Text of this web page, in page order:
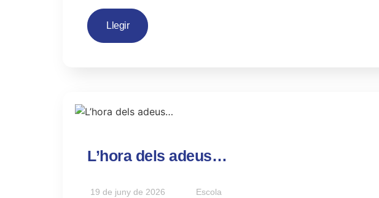
Llegir
L’hora dels adeus…
19 de juny de 2026 Escola